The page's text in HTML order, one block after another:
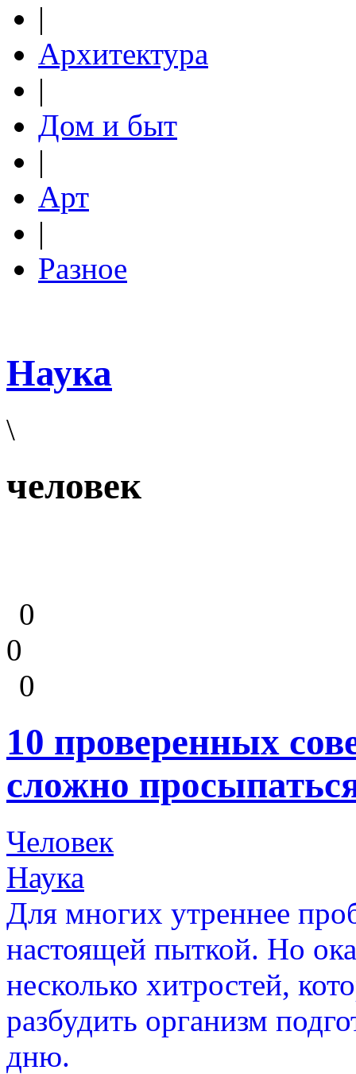
|
Архитектура
|
Дом и быт
|
Арт
|
Разное
Наука
\
человек
0
0
0
10 проверенных
сложно
Человек
Наука
Для многих утреннее
настоящей пыткой. Но
несколько хитростей,
разбудить организм
дню.